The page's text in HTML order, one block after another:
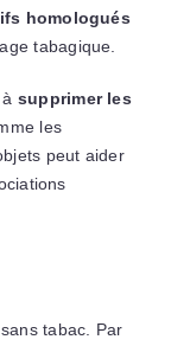
homologués
tabagique.
supprimer les
les
peut aider
tabac. Par